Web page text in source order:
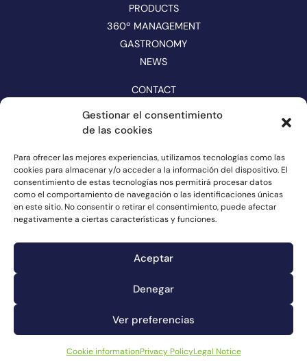
Gestionar el consentimiento
de las cookies
Para ofrecer las mejores experiencias, utilizamos tecnologías como las
cookies para almacenar y/o acceder a la información del dispositivo. El
consentimiento de estas tecnologías nos permitirá procesar datos
como el comportamiento de navegación o las identificaciones únicas
en este sitio. No consentir o retirar el consentimiento, puede afectar
negativamente a ciertas características y funciones.
Aceptar
Denegar
Ver preferencias
Cookie informationPrivacy PolicyLegal Notice
PRODUCTS
360º MANAGEMENT
GASTRONOMY
NEWS
CONTACT
FOLLOW US ON NETWORKS
© Connorsa2023
Cookie information